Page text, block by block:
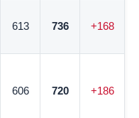
613 736 +168
606 720 +186